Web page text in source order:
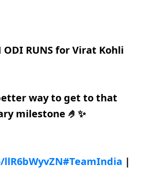
ODI RUNS for Virat Kohli
way to get to that
milestone 🤌✨
#TeamIndia |